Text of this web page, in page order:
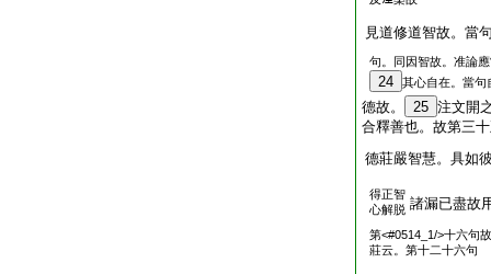
見道修道智故。當
句。同因智故。准論
24 其心自在。當句
德故。 25 注文開
合釋善也。故第三
德莊嚴智慧。具如
得正智
心解脱 諸漏已盡故
第<#0514_1/>十六句
莊云。第十二十六句